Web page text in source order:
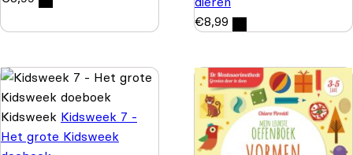
€8,99
Kidsweek Kidsweek 7 -
Het grote Kidsweek